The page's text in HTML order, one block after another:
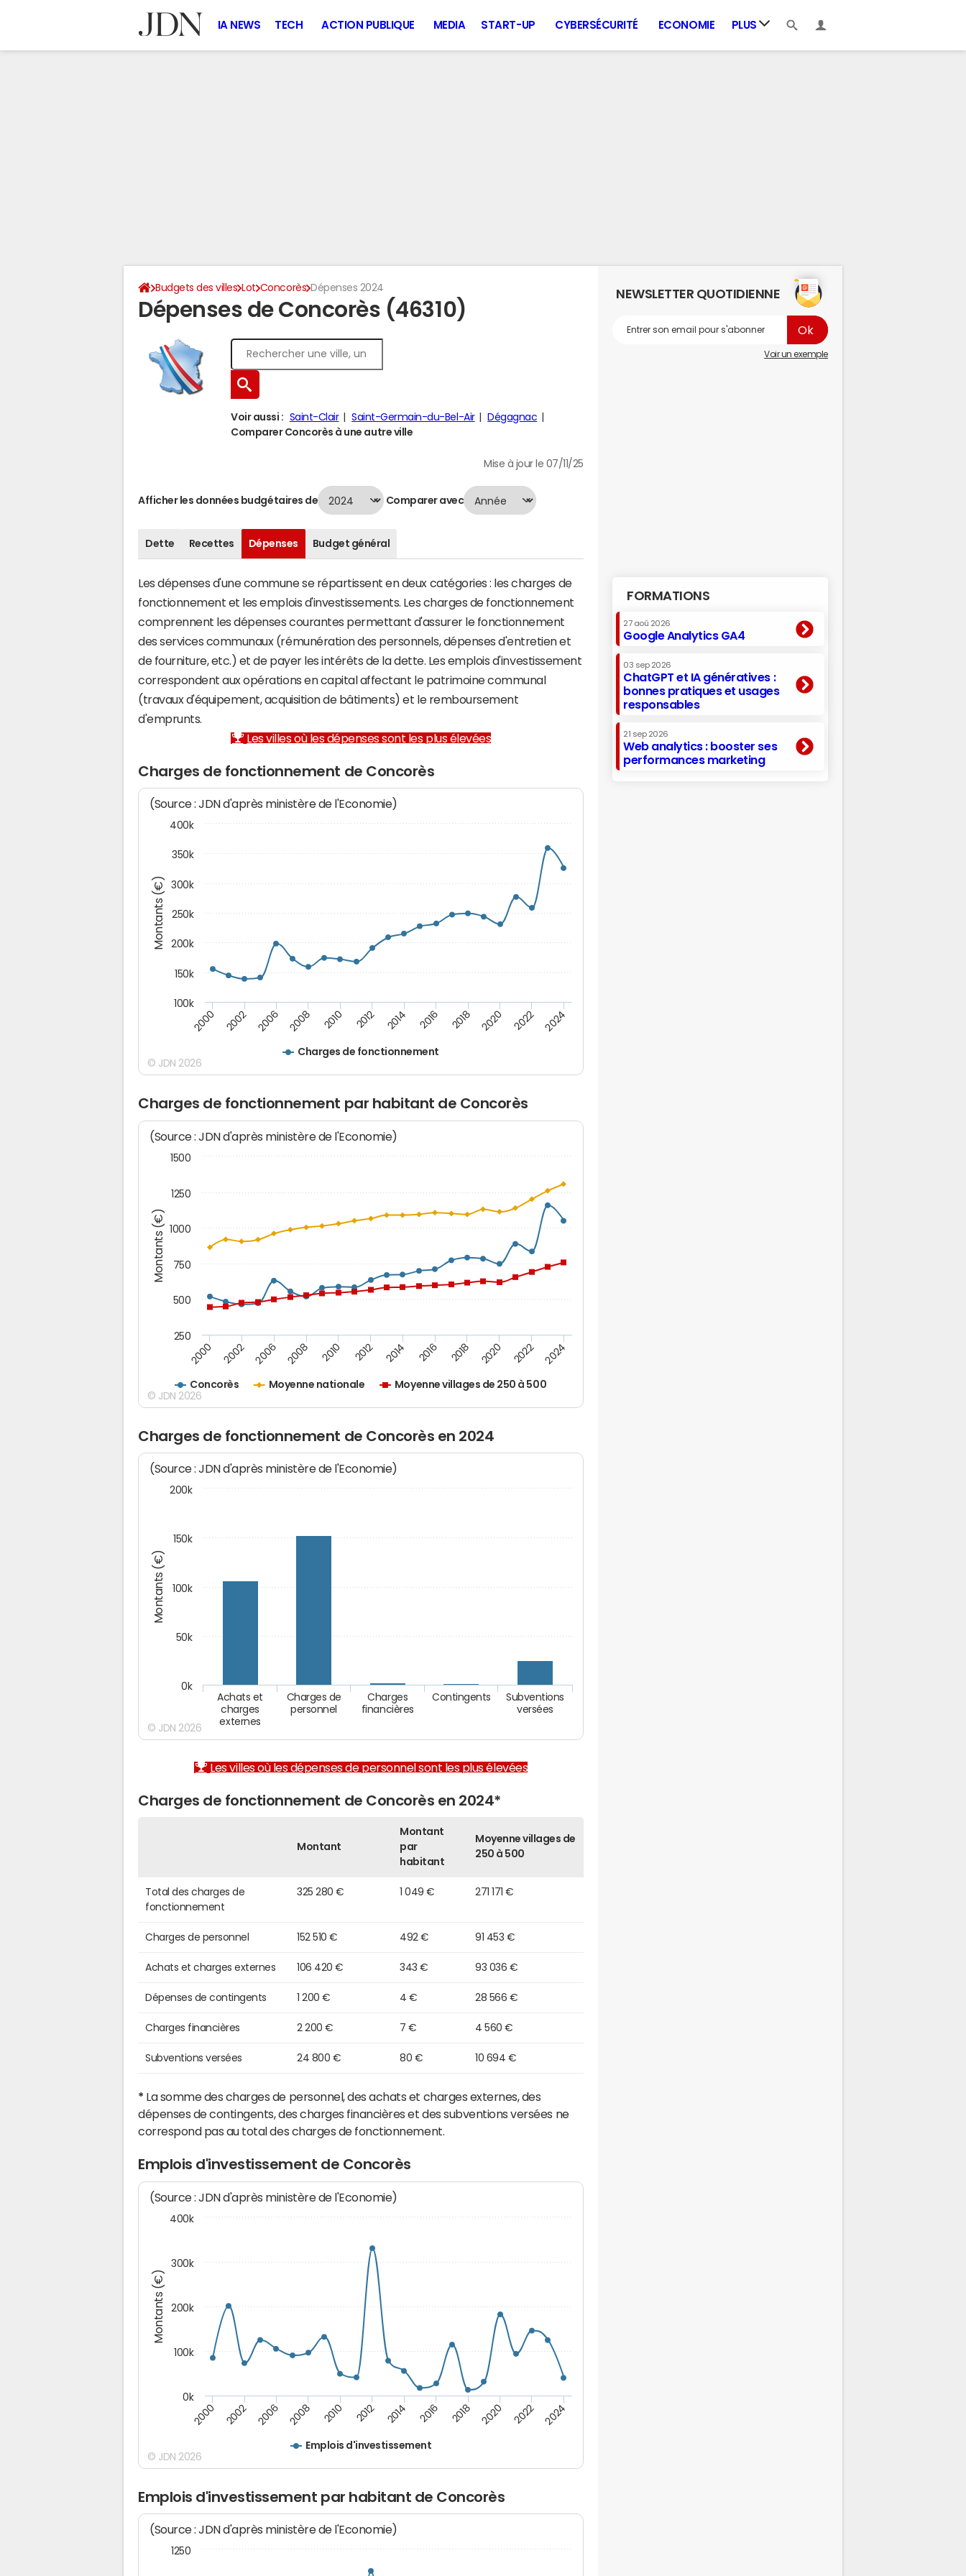
IA NEWS TECH ACTION PUBLIQUE MEDIA START-UP CYBERSÉCURITÉ ECONOMIE PLUS
Budgets des villes Lot Concorès Dépenses 2024
Dépenses de Concorès (46310)
Voir aussi : Saint-Clair Saint-Germain-du-Bel-Air
Dégagnac
Comparer Concorès à une autre ville
Mise à jour le 07/11/25
Afficher les données budgétaires de Comparer avec
Dette Recettes Dépenses Budget général
Les dépenses d'une commune se répartissent en deux catégories : les charges de
fonctionnement et les emplois d'investissements. Les charges de fonctionnement
comprennent les dépenses courantes permettant d'assurer le fonctionnement
des services communaux (rémunération des personnels, dépenses d'entretien et
de fourniture, etc.) et de payer les intérêts de la dette. Les emplois d'investissement
correspondent aux opérations en capital affectant le patrimoine communal
(travaux d'équipement, acquisition de bâtiments) et le remboursement
d'emprunts.
Les villes où les dépenses sont les plus élevées
Charges de fonctionnement de Concorès
Montants (€)
(Source : JDN d'après ministère de l'Economie)
Charges de fonctionnement
2000 2002 2006 2008 2010 2012 2014 2016 2018 2020 2022 2024
100k
150k
200k
250k
300k
350k
400k
© JDN 2026
Charges de fonctionnement par habitant de Concorès
Montants (€)
(Source : JDN d'après ministère de l'Economie)
Concorès Moyenne nationale Moyenne villages de 250 à 500
2000 2002 2006 2008 2010 2012 2014 2016 2018 2020 2022 2024
250
500
750
1000
1250
1500
© JDN 2026
Charges de fonctionnement de Concorès en 2024
Montants (€)
(Source : JDN d'après ministère de l'Economie)
Achats et
charges
externes
Charges de
personnel
Charges
financières
Contingents
Subventions
versées
0k
50k
100k
150k
200k
© JDN 2026
Les villes où les dépenses de personnel sont les plus élevées
Charges de fonctionnement de Concorès en 2024*
Montant
Montant
par
habitant
Moyenne villages de
250 à 500
Total des charges de
fonctionnement
325 280 € 1 049 € 271 171 €
Charges de personnel 152 510 € 492 € 91 453 €
Achats et charges externes 106 420 € 343 € 93 036 €
Dépenses de contingents 1 200 € 4 € 28 566 €
Charges financières 2 200 € 7 € 4 560 €
Subventions versées 24 800 € 80 € 10 694 €
* La somme des charges de personnel, des achats et charges externes, des
dépenses de contingents, des charges financières et des subventions versées ne
correspond pas au total des charges de fonctionnement.
Emplois d'investissement de Concorès
Montants (€)
(Source : JDN d'après ministère de l'Economie)
Emplois d'investissement
2000 2002 2006 2008 2010 2012 2014 2016 2018 2020 2022 2024
0k
100k
200k
300k
400k
© JDN 2026
Emplois d'investissement par habitant de Concorès
(Source : JDN d'après ministère de l'Economie)
1250
NEWSLETTER QUOTIDIENNE
Voir un exemple
FORMATIONS
27 aoû 2026
Google Analytics GA4
03 sep 2026
ChatGPT et IA génératives :
bonnes pratiques et usages
responsables
21 sep 2026
Web analytics : booster ses
performances marketing